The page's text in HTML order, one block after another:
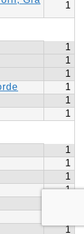
1
1
1
1
1
1
1
1
1
1
1
1